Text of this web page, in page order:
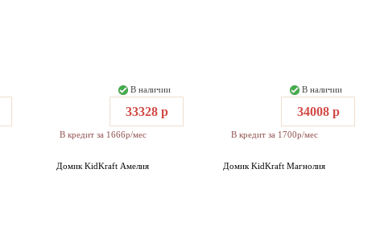
В наличии
33328 р
В кредит за 1666р/мес
В наличии
34008 р
В кредит за 1700р/мес
Домик KidKraft Амелия Домик KidKraft Магнолия